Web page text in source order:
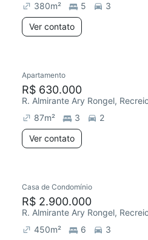
380m² 5
3
Ver contato
Apartamento
R$ 630.000
R. Almirante Ary Rongel,
87m² 3
2
Ver contato
Casa de Condomínio
R$ 2.900.000
R. Almirante Ary Rongel,
450m² 6
3